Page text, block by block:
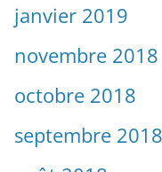
janvier 2019
novembre 2018
octobre 2018
septembre 2018